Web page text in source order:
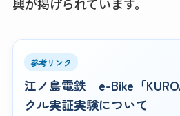
興が掲げられています。
参考リンク
江ノ島電鉄 e-Bike「
クル実証実験について